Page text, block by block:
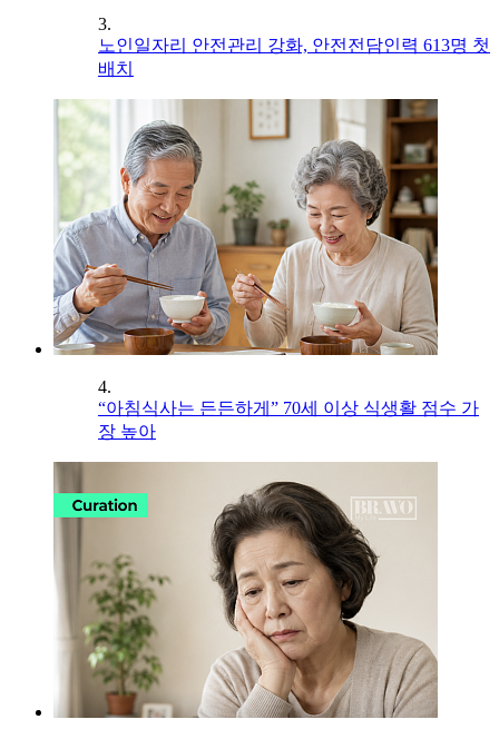
3.
노인일자리 안전관리 강화, 안전전담인력 613명 첫
배치
4.
“아침식사는 든든하게” 70세 이상 식생활 점수 가
장 높아